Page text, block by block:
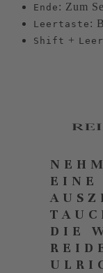
Ende : Zum
Leertaste :
Shift +
EINE
DIE